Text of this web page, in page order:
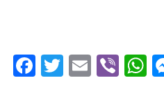
F
T
E
Vi